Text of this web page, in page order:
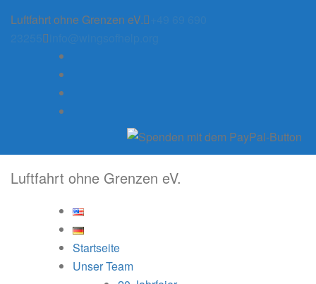
Luftfahrt ohne Grenzen eV.
Luftfahrt ohne Grenzen eV.
Startseite
Unser Team